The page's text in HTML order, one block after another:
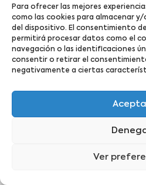
Para ofrecer las mejores
como las cookies para almacenar
del dispositivo. El consentimiento
permitirá procesar datos como el
navegación o las identificaciones
consentir o retirar el
negativamente a ciertas
Ver